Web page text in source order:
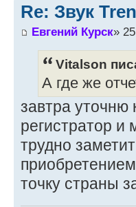
Re: Звук
Евгений Курск»
Vitalson
А где же
завтра уточню
регистратор и
трудно
точку страны